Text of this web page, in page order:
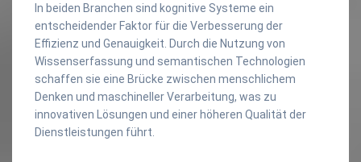
In beiden Branchen sind kognitive Systeme ein
entscheidender Faktor für die Verbesserung der
Effizienz und Genauigkeit. Durch die Nutzung von
Wissenserfassung und semantischen Technologien
schaffen sie eine Brücke zwischen menschlichem
Denken und maschineller Verarbeitung, was zu
innovativen Lösungen und einer höheren Qualität der
Dienstleistungen führt.